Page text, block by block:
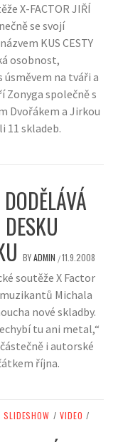
X-FACTOR JIŘÍ
se svojí
KUS CESTY
osobnost,
na tváři a
Zonyga společně s
Dvořákem a Jirkou
11 skladeb.
BYADMIN /11.9.2008
soutěže X Factor
Michala
nové skladby.
tu ani metal,“
i autorské
října.
SLIDESHOW / VIDEO /